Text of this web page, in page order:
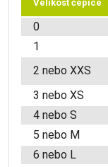
Velikost čepice
0
1
2 nebo XXS
3 nebo XS
4 nebo S
5 nebo M
6 nebo L